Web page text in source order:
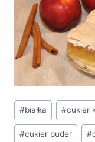
Tagi
wpisu:
#białka #cukier
#cukier puder #